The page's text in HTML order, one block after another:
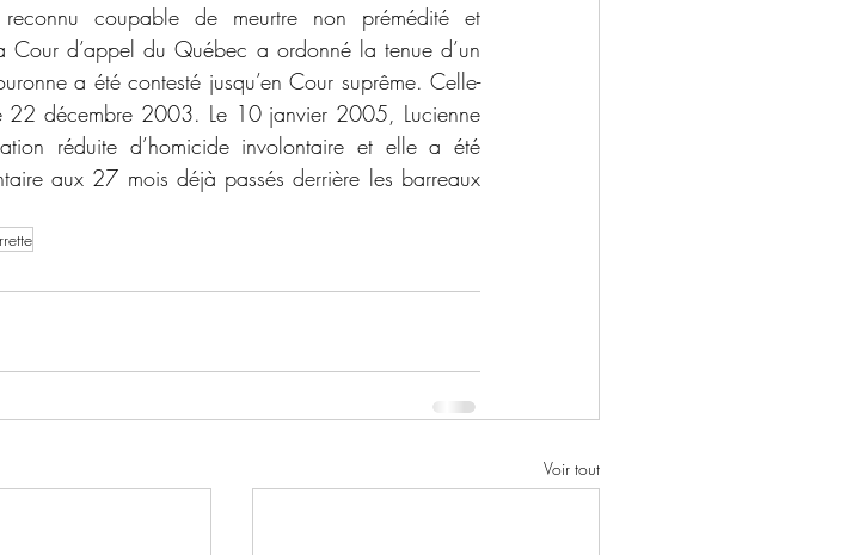
d’appel du Québec a ordonné la tenue d’un
a été contesté jusqu’en Cour suprême. Celle-
22 décembre 2003. Le 10 janvier 2005, Lucienne
réduite d’homicide involontaire et elle a été
aux 27 mois déjà passés derrière les barreaux
Voir tout